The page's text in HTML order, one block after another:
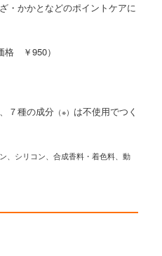
・かかとなどのポイントケアに
￥950）
７種の成分 （※） は不使用でつく
、シリコン、合成香料・着色料、動